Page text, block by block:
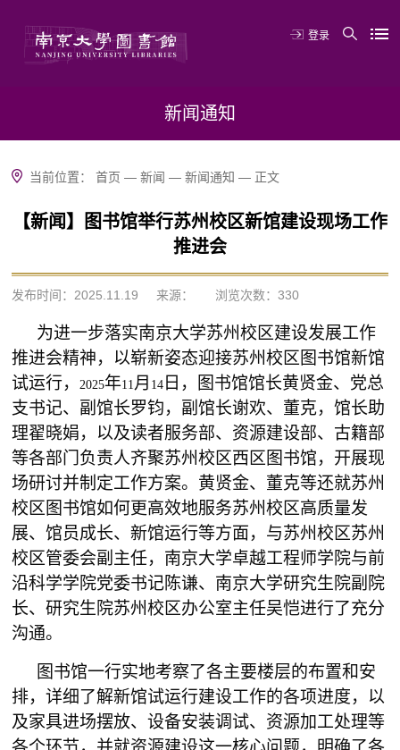
登录
新闻通知
当前位置：首页 —新闻 —新闻通知 — 正文
【新闻】图书馆举行苏州校区新馆建设现场工作
推进会
发布时间：2025.11.19 来源： 浏览次数：330
为进一步落实南京大学苏州校区建设发展工作
推进会精神，以崭新姿态迎接苏州校区图书馆新馆
试运行，
2025年11 月 14 日，图书馆馆长黄贤金、党总
支书记、副馆长罗钧，副馆长谢欢、董克，馆长助
理翟晓娟，以及读者服务部、资源建设部、古籍部
等各部门负责人齐聚苏州校区西区图书馆，开展现
场研讨并制定工作方案。黄贤金、董克等还就苏州
校区图书馆如何更高效地服务苏州校区高质量发
展、馆员成长、新馆运行等方面，与苏州校区苏州
校区管委会副主任，南京大学卓越工程师学院与前
沿科学学院党委书记陈谦、南京大学研究生院副院
长、研究生院苏州校区办公室主任吴恺进行了充分
沟通。
图书馆一行实地考察了各主要楼层的布置和安
排，详细了解新馆试运行建设工作的各项进度，以
及家具进场摆放、设备安装调试、资源加工处理等